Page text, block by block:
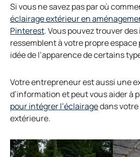
Si vous ne savez pas par où
éclairage extérieur en
Pinterest. Vous pouvez trouver
ressemblent à votre propre
idée de l’apparence de certains
Votre entrepreneur est aussi une
d’information et peut vous aider à
pour intégrer l’éclairagedans
extérieure.